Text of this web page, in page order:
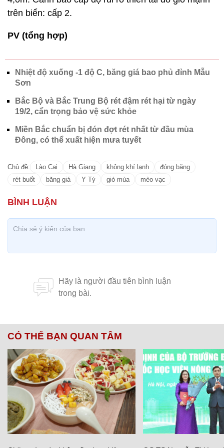
gió Tây trên cao nên ngày hôm nay, ở khu vực Bắc
to và dông; từ nay đến ngày 22/02, khu vực từ
và có nơi có dông. Trong mưa dông có khả năng
xảy ra lốc, sét, mưa đá và gió giật mạnh.
Khu vực Hà Nội ngày hôm nay có mưa, mưa vừa;
trời rét hại với nhiệt độ thấp nhất phổ biến 7-10 độ.
Từ nay đến ngày 22/2, ở Bắc Bộ và Thanh Hóa trời
vùng núi 2-5 độ, vùng núi cao có nơi dưới 0 độ và
khả năng cao xảy ra băng giá, mưa tuyết. Khu vực
nhiệt độ thấp nhất phổ biến 12-15 độ; riêng phía
nhất phổ biến 9-11 độ. Cảnh báo cấp độ rủi ro thiên
vùng ven biển cấp 4; ở vịnh Bắc Bộ và khu vực Bắc
Biển Đông (bao gồm cả vùng biển quần đảo Hoàng
Vùng biển ngoài khơi Trung Bộ gió Đông Bắc mạnh
4,0m. Cảnh báo cấp độ rủi ro thiên tai do gió mạnh
trên biển: cấp 2.
PV (tổng hợp)
Nhiệt độ xuống -1 độ C, băng giá bao phủ đỉnh Mẫu